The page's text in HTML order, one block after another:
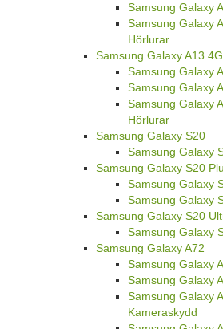
Samsung Galaxy
Samsung Galaxy
Hörlurar
Samsung Galaxy A13 4G
Samsung Galaxy
Samsung Galaxy
Samsung Galaxy
Hörlurar
Samsung Galaxy S20
Samsung Galaxy
Samsung Galaxy S20
Samsung Galaxy
Samsung Galaxy
Samsung Galaxy S20
Samsung Galaxy
Samsung Galaxy A72
Samsung Galaxy
Samsung Galaxy
Samsung Galaxy
Kameraskydd